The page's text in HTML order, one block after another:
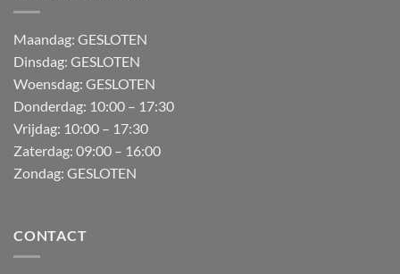
Maandag: GESLOTEN
Dinsdag: GESLOTEN
Woensdag: GESLOTEN
Donderdag: 10:00 – 17:30
Vrijdag: 10:00 – 17:30
Zaterdag: 09:00 – 16:00
Zondag: GESLOTEN
CONTACT